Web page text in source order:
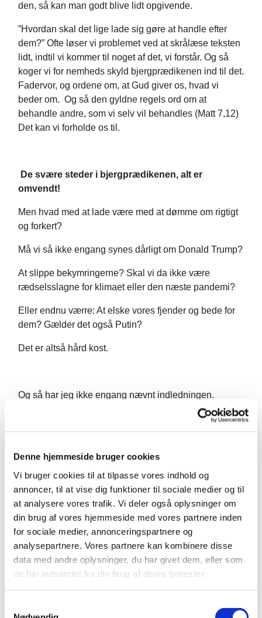
Denne hjemmeside bruger cookies
Vi bruger cookies til at tilpasse vores indhold og
annoncer, til at vise dig funktioner til sociale medier og til
at analysere vores trafik. Vi deler også oplysninger om
din brug af vores hjemmeside med vores partnere inden
for sociale medier, annonceringspartnere og
analysepartnere. Vores partnere kan kombinere disse
data med andre oplysninger, du har givet dem, eller som
de har indsamlet fra din brug af deres tjenester.
den, så kan man godt blive lidt opgivende.
”Hvordan skal det lige lade sig gøre at handle efter
dem?” Ofte løser vi problemet ved at skrålæse teksten
lidt, indtil vi kommer til noget af det, vi forstår. Og så
koger vi for nemheds skyld bjergprædikenen ind til det.
Fadervor, og ordene om, at Gud giver os, hvad vi
beder om. Og så den gyldne regels ord om at
behandle andre, som vi selv vil behandles (Matt 7,12)
Det kan vi forholde os til.
De svære steder i bjergprædikenen, alt er
omvendt!
Men hvad med at lade være med at dømme om rigtigt
og forkert?
Må vi så ikke engang synes dårligt om Donald Trump?
At slippe bekymringerne? Skal vi da ikke være
rædselsslagne for klimaet eller den næste pandemi?
Eller endnu værre: At elske vores fjender og bede for
dem? Gælder det også Putin?
Det er altså hård kost.
Og så har jeg ikke engang nævnt indledningen.
Saligprisningerne. De er nærmest i modstrid med al
menneskelig sund fornuft. De siger, at man er salig,
Når man er fattig i ånden - når man erkender sin
afhængighed af Gud. Når man sørger.
For bare at nævne to af dem.
Saligprisningerne vender virkelig alting på hovedet,
vender det hele om.